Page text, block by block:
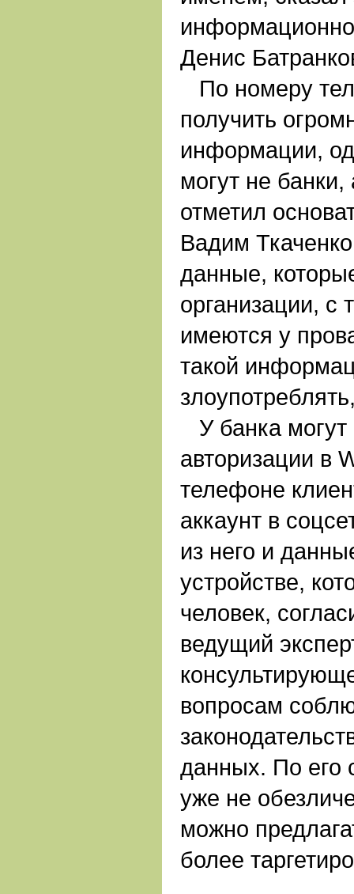
Денис
По номеру
получить
информации,
могут не
отметил
Вадим
данные,
организации, с
имеются у
такой
У банка могут
авторизации в
телефоне
аккаунт в
из него и
устройстве,
человек,
ведущий
вопросам
данных. По его
уже не
можно
более